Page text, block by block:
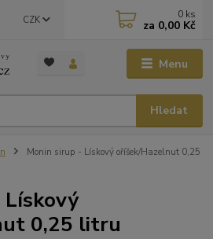
Menu
CZK
Hledat
0 ks
za 0,00 Kč
Monin sirup - Lískový oříšek/Hazelnut 0,25
0,25 litru